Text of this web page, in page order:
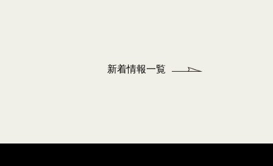
新着情報一覧